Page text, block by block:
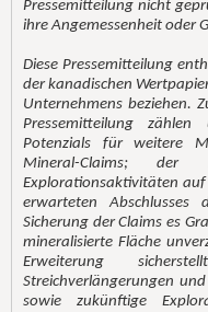
Pressemitteilung nicht
ihre Angemessenheit oder
Diese Pressemitteilung
der kanadischen
Unternehmens beziehen.
Pressemitteilung
Potenzials für weitere
Mineral-Claims; der
Explorationsaktivitäten
erwarteten
Sicherung der Claims es
mineralisierte Fläche
Erweiterung
Streichverlängerungen
sowie zukünftige